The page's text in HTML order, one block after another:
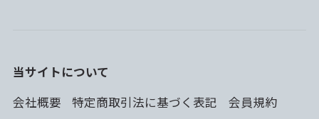
当サイトについて
会社概要
特定商取引法に基づく表記
会員規約